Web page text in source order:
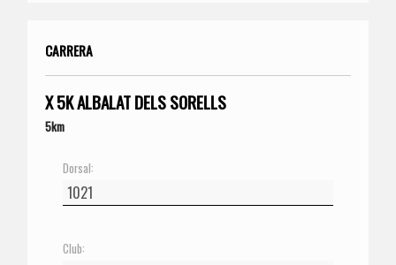
CARRERA
X 5K ALBALAT DELS SORELLS
5km
Dorsal:
Club: